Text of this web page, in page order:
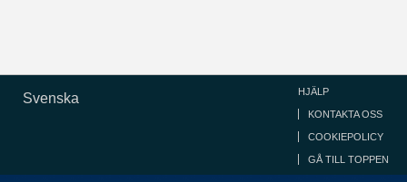
Svenska HJÄLP
KONTAKTA OSS
COOKIEPOLICY
GÅ TILL TOPPEN